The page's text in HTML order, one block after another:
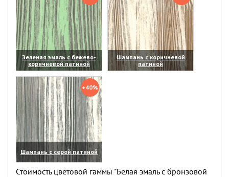
Зеленая эмаль с бежево-
коричневой патиной
(увеличить)
Шампань с коричневой
патиной
(увеличить)
+40%
Шампань с серой патиной
(увеличить)
Стоимость цветовой гаммы "Белая эмаль с бронзовой